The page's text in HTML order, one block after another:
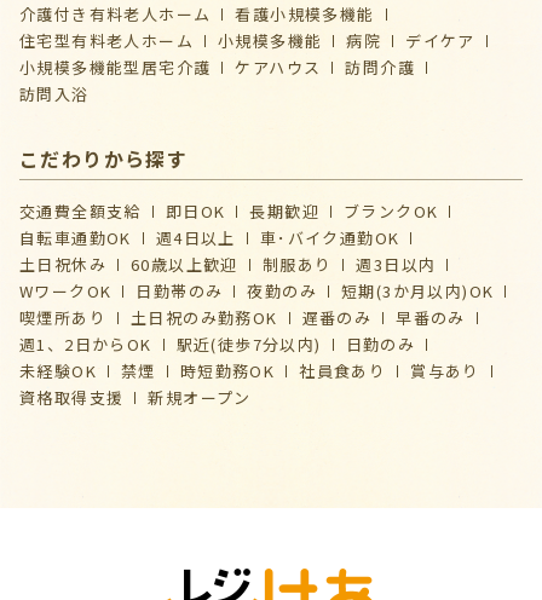
介護付き有料老人ホーム
看護小規模多機能
住宅型有料老人ホーム
小規模多機能 病院
デイケア
⼩規模多機能型居宅介護
ケアハウス
訪問介護
訪問入浴
こだわりから探す
交通費全額支給 即日OK 長期歓迎
ブランクOK
自転車通勤OK
週4日以上
車･バイク通勤OK
土日祝休み
60歳以上歓迎 制服あり
週3日以内
WワークOK
日勤帯のみ 夜勤のみ
短期(3か月以内)OK
喫煙所あり
土日祝のみ勤務OK 遅番のみ
早番のみ
週1、2日からOK
駅近(徒歩7分以内)
日勤のみ
未経験OK
禁煙 時短勤務OK 社員食あり
賞与あり
資格取得支援
新規オープン